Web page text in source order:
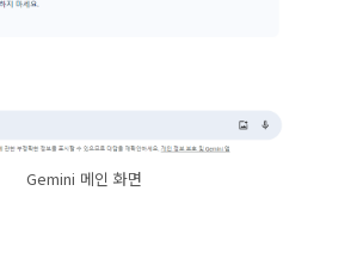
Gemini 메인 화면